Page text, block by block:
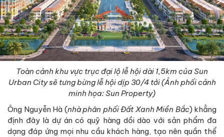
Toàn cảnh khu vực trục đại lộ lễ hội dài 1,5km của Sun
Urban City sẽ tưng bừng lễ hội dịp 30/4 tới (Ảnh phối cảnh
minh họa: Sun Property)
Ông Nguyễn Hà (nhà phân phối Đất Xanh Miền Bắc) khẳng
định đây là dự án có quỹ hàng dồi dào với sản phẩm đa
dạng đáp ứng mọi nhu cầu khách hàng, tạo nên quần thể